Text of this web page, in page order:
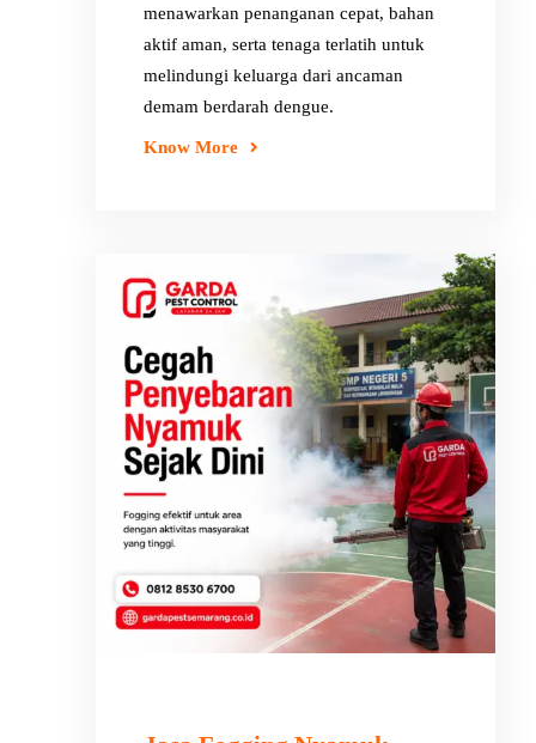
menawarkan penanganan cepat, bahan
aktif aman, serta tenaga terlatih untuk
melindungi keluarga dari ancaman
demam berdarah dengue.
Know More